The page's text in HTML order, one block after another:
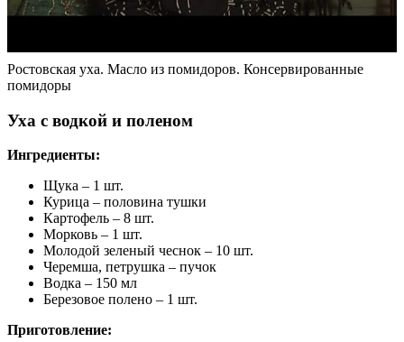
Ростовская уха. Масло из помидоров. Консервированные
помидоры
Уха с водкой и поленом
Ингредиенты:
Щука – 1 шт.
Курица – половина тушки
Картофель – 8 шт.
Морковь – 1 шт.
Молодой зеленый чеснок – 10 шт.
Черемша, петрушка – пучок
Водка – 150 мл
Березовое полено – 1 шт.
Приготовление: